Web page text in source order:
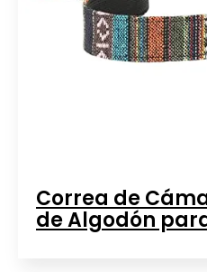
Correa de
de Algodón para